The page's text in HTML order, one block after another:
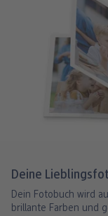
Deine
Dein Fotobuch wird
brillante Farben und